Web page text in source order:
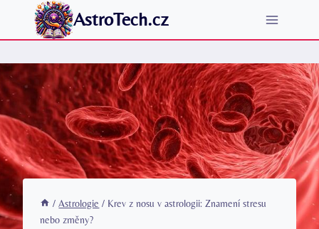
Přeskočit
AstroTech.cz
/ Astrologie / Krev z nosu v astrologii: Znamení stresu
nebo změny?